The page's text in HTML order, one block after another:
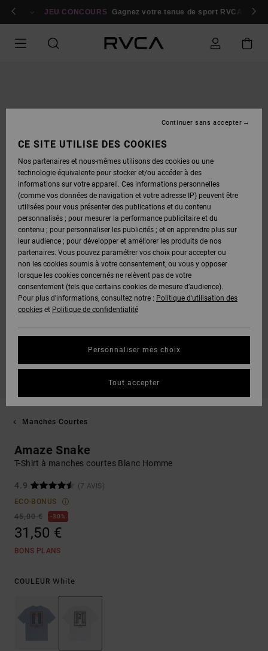
Se connecter / s'inscrire
JEU CONCOURS Gagnez votre tenue de sport RVCA
Manches Courtes
Amaze Snake
T-Shirt à manches courtes Blanc Homme
4.9
(7 AVIS)
ECO-BONUS
45,00 €
30%
31,50 €
BONS PLANS
COULEUR White
CE SITE UTILISE DES COOKIES
Nos partenaires et nous-mêmes utilisons des cookies ou une
technologie équivalente pour stocker et/ou accéder à des
informations sur votre appareil. Ces informations personnelles
(comme vos données de navigation et votre adresse IP) peuvent être
utilisées pour vous présenter des publications et du contenu
personnalisés ; pour mesurer la performance publicitaire et du
contenu ; pour personnaliser les publicités ; et en apprendre plus sur
leur audience ; pour développer et améliorer les produits de nos
partenaires. Vous pouvez paramétrer vos choix pour accepter ou
non les cookies soumis à votre consentement, ou vous y opposer
lorsque les cookies concernés ne relèvent pas de votre
consentement (tels que certains cookies de mesure d’audience).
Pour plus d'informations, consultez notre : Politique d'utilisation des
cookies et Politique de confidentialité
Personnaliser mes choix
Continuer sans accepter
Tout accepter